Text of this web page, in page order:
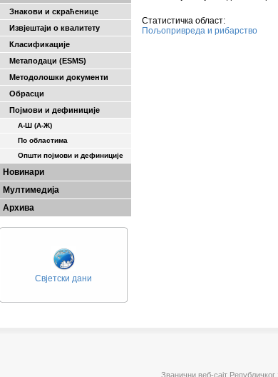
Знакови и скраћенице
Извјештаји о квалитету
Класификације
Метаподаци (ESMS)
Методолошки документи
Обрасци
Појмови и дефиниције
А-Ш (A-Ж)
По областима
Општи појмови и дефиниције
Новинари
Мултимедија
Архива
Свјетски дани
Статистичка област:
Пољопривреда и рибарство
Званични веб-сајт